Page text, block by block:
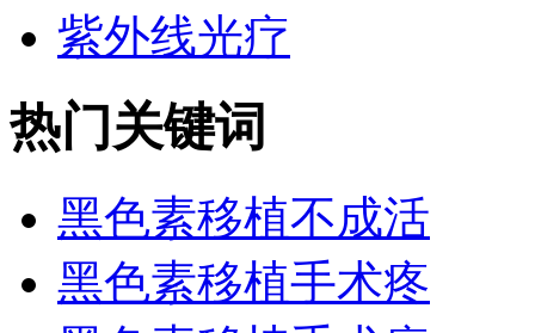
紫外线光疗
热门关键词
黑色素移植不成活
黑色素移植手术疼